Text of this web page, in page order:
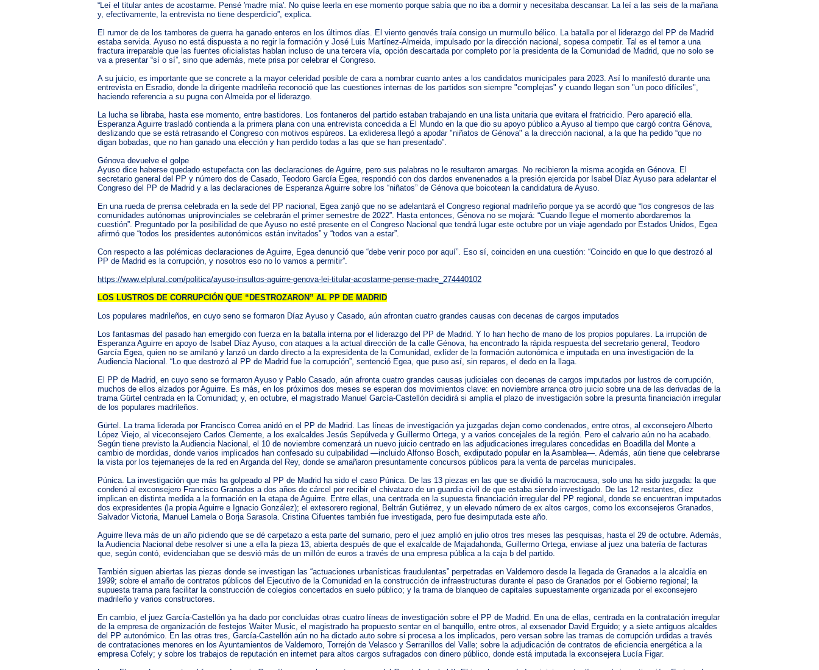
“Leí el titular antes de acostarme. Pensé 'madre mía'. No quise leerla en ese momento porque sabía que no iba a dormir y necesitaba descansar. La leí a las seis de la mañana
y, efectivamente, la entrevista no tiene desperdicio”, explica.
El rumor de de los tambores de guerra ha ganado enteros en los últimos días. El viento genovés traía consigo un murmullo bélico. La batalla por el liderazgo del PP de Madrid
estaba servida. Ayuso no está dispuesta a no regir la formación y José Luis Martínez-Almeida, impulsado por la dirección nacional, sopesa competir. Tal es el temor a una
fractura irreparable que las fuentes oficialistas hablan incluso de una tercera vía, opción descartada por completo por la presidenta de la Comunidad de Madrid, que no solo se
va a presentar “sí o sí”, sino que además, mete prisa por celebrar el Congreso.
A su juicio, es importante que se concrete a la mayor celeridad posible de cara a nombrar cuanto antes a los candidatos municipales para 2023. Así lo manifestó durante una
entrevista en Esradio, donde la dirigente madrileña reconoció que las cuestiones internas de los partidos son siempre "complejas" y cuando llegan son "un poco difíciles",
haciendo referencia a su pugna con Almeida por el liderazgo.
La lucha se libraba, hasta ese momento, entre bastidores. Los fontaneros del partido estaban trabajando en una lista unitaria que evitara el fratricidio. Pero apareció ella.
Esperanza Aguirre trasladó contienda a la primera plana con una entrevista concedida a El Mundo en la que dio su apoyo público a Ayuso al tiempo que cargó contra Génova,
deslizando que se está retrasando el Congreso con motivos espúreos. La exlideresa llegó a apodar "niñatos de Génova" a la dirección nacional, a la que ha pedido “que no
digan bobadas, que no han ganado una elección y han perdido todas a las que se han presentado”.
Génova devuelve el golpe
Ayuso dice haberse quedado estupefacta con las declaraciones de Aguirre, pero sus palabras no le resultaron amargas. No recibieron la misma acogida en Génova. El
secretario general del PP y número dos de Casado, Teodoro García Egea, respondió con dos dardos envenenados a la presión ejercida por Isabel Díaz Ayuso para adelantar el
Congreso del PP de Madrid y a las declaraciones de Esperanza Aguirre sobre los “niñatos” de Génova que boicotean la candidatura de Ayuso.
En una rueda de prensa celebrada en la sede del PP nacional, Egea zanjó que no se adelantará el Congreso regional madrileño porque ya se acordó que “los congresos de las
comunidades autónomas uniprovinciales se celebrarán el primer semestre de 2022”. Hasta entonces, Génova no se mojará: “Cuando llegue el momento abordaremos la
cuestión”. Preguntado por la posibilidad de que Ayuso no esté presente en el Congreso Nacional que tendrá lugar este octubre por un viaje agendado por Estados Unidos, Egea
afirmó que “todos los presidentes autonómicos están invitados” y “todos van a estar”.
Con respecto a las polémicas declaraciones de Aguirre, Egea denunció que “debe venir poco por aquí”. Eso sí, coinciden en una cuestión: “Coincido en que lo que destrozó al
PP de Madrid es la corrupción, y nosotros eso no lo vamos a permitir”.
https://www.elplural.com/politica/ayuso-insultos-aguirre-genova-lei-titular-acostarme-pense-madre_274440102
LOS LUSTROS DE CORRUPCIÓN QUE “DESTROZARON” AL PP DE MADRID
Los populares madrileños, en cuyo seno se formaron Díaz Ayuso y Casado, aún afrontan cuatro grandes causas con decenas de cargos imputados
Los fantasmas del pasado han emergido con fuerza en la batalla interna por el liderazgo del PP de Madrid. Y lo han hecho de mano de los propios populares. La irrupción de
Esperanza Aguirre en apoyo de Isabel Díaz Ayuso, con ataques a la actual dirección de la calle Génova, ha encontrado la rápida respuesta del secretario general, Teodoro
García Egea, quien no se amilanó y lanzó un dardo directo a la expresidenta de la Comunidad, exlíder de la formación autonómica e imputada en una investigación de la
Audiencia Nacional. “Lo que destrozó al PP de Madrid fue la corrupción”, sentenció Egea, que puso así, sin reparos, el dedo en la llaga.
El PP de Madrid, en cuyo seno se formaron Ayuso y Pablo Casado, aún afronta cuatro grandes causas judiciales con decenas de cargos imputados por lustros de corrupción,
muchos de ellos alzados por Aguirre. Es más, en los próximos dos meses se esperan dos movimientos clave: en noviembre arranca otro juicio sobre una de las derivadas de la
trama Gürtel centrada en la Comunidad; y, en octubre, el magistrado Manuel García-Castellón decidirá si amplía el plazo de investigación sobre la presunta financiación irregular
de los populares madrileños.
Gürtel. La trama liderada por Francisco Correa anidó en el PP de Madrid. Las líneas de investigación ya juzgadas dejan como condenados, entre otros, al exconsejero Alberto
López Viejo, al viceconsejero Carlos Clemente, a los exalcaldes Jesús Sepúlveda y Guillermo Ortega, y a varios concejales de la región. Pero el calvario aún no ha acabado.
Según tiene previsto la Audiencia Nacional, el 10 de noviembre comenzará un nuevo juicio centrado en las adjudicaciones irregulares concedidas en Boadilla del Monte a
cambio de mordidas, donde varios implicados han confesado su culpabilidad —incluido Alfonso Bosch, exdiputado popular en la Asamblea—. Además, aún tiene que celebrarse
la vista por los tejemanejes de la red en Arganda del Rey, donde se amañaron presuntamente concursos públicos para la venta de parcelas municipales.
Púnica. La investigación que más ha golpeado al PP de Madrid ha sido el caso Púnica. De las 13 piezas en las que se dividió la macrocausa, solo una ha sido juzgada: la que
condenó al exconsejero Francisco Granados a dos años de cárcel por recibir el chivatazo de un guardia civil de que estaba siendo investigado. De las 12 restantes, diez
implican en distinta medida a la formación en la etapa de Aguirre. Entre ellas, una centrada en la supuesta financiación irregular del PP regional, donde se encuentran imputados
dos expresidentes (la propia Aguirre e Ignacio González); el extesorero regional, Beltrán Gutiérrez, y un elevado número de ex altos cargos, como los exconsejeros Granados,
Salvador Victoria, Manuel Lamela o Borja Sarasola. Cristina Cifuentes también fue investigada, pero fue desimputada este año.
Aguirre lleva más de un año pidiendo que se dé carpetazo a esta parte del sumario, pero el juez amplió en julio otros tres meses las pesquisas, hasta el 29 de octubre. Además,
la Audiencia Nacional debe resolver si une a ella la pieza 13, abierta después de que el exalcalde de Majadahonda, Guillermo Ortega, enviase al juez una batería de facturas
que, según contó, evidenciaban que se desvió más de un millón de euros a través de una empresa pública a la caja b del partido.
También siguen abiertas las piezas donde se investigan las “actuaciones urbanísticas fraudulentas” perpetradas en Valdemoro desde la llegada de Granados a la alcaldía en
1999; sobre el amaño de contratos públicos del Ejecutivo de la Comunidad en la construcción de infraestructuras durante el paso de Granados por el Gobierno regional; la
supuesta trama para facilitar la construcción de colegios concertados en suelo público; y la trama de blanqueo de capitales supuestamente organizada por el exconsejero
madrileño y varios constructores.
En cambio, el juez García-Castellón ya ha dado por concluidas otras cuatro líneas de investigación sobre el PP de Madrid. En una de ellas, centrada en la contratación irregular
de la empresa de organización de festejos Waiter Music, el magistrado ha propuesto sentar en el banquillo, entre otros, al exsenador David Erguido; y a siete antiguos alcaldes
del PP autonómico. En las otras tres, García-Castellón aún no ha dictado auto sobre si procesa a los implicados, pero versan sobre las tramas de corrupción urdidas a través
de contrataciones menores en los Ayuntamientos de Valdemoro, Torrejón de Velasco y Serranillos del Valle; sobre la adjudicación de contratos de eficiencia energética a la
empresa Cofely; y sobre los trabajos de reputación en internet para altos cargos sufragados con dinero público, donde está imputada la exconsejera Lucía Figar.